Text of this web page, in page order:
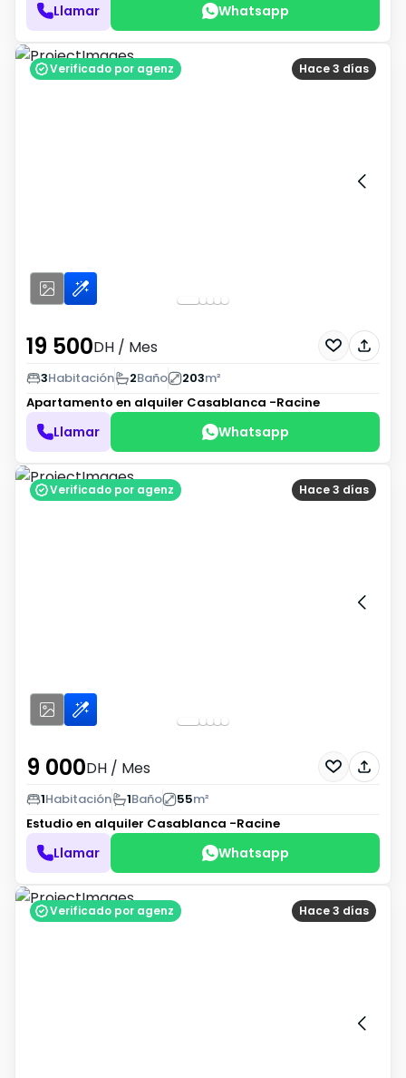
Llamar Whatsapp
Hace 3 días
Verificado por agenz
19 500DH / Mes
3Habitación 2Baño 203m²
Apartamento en alquiler Casablanca -Racine
Llamar Whatsapp
Hace 3 días
Verificado por agenz
9 000DH / Mes
1Habitación 1Baño 55m²
Estudio en alquiler Casablanca -Racine
Llamar Whatsapp
Hace 3 días
Verificado por agenz